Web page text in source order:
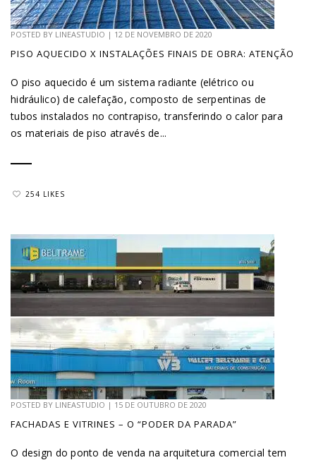
POSTED BY LINEASTUDIO | 12 DE NOVEMBRO DE 2020
PISO AQUECIDO X INSTALAÇÕES FINAIS DE OBRA: ATENÇÃO
O piso aquecido é um sistema radiante (elétrico ou
hidráulico) de calefação, composto de serpentinas de
tubos instalados no contrapiso, transferindo o calor para
os materiais de piso através de...
254 LIKES
POSTED BY LINEASTUDIO | 15 DE OUTUBRO DE 2020
FACHADAS E VITRINES – O “PODER DA PARADA”
O design do ponto de venda na arquitetura comercial tem